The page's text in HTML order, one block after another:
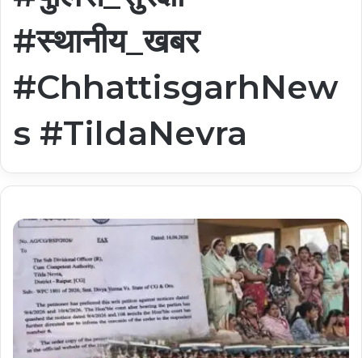
#स्थानीय_खबर
#ChhattisgarhNew
s #TildaNevra